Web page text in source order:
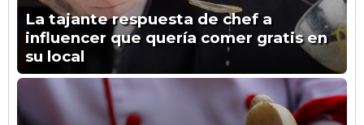
La tajante respuesta de chef a
influencer que quería comer gratis en
su local